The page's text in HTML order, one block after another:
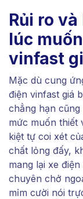
Rủi ro
lúc
vinfast
Mặc dù cung
điện vinfast giá
chẳng hạn
mức muốn thiết
kiệt tự coi xét
chất lỏng đấy,
mang lại xe
chuyên chở
mỉm cười nói